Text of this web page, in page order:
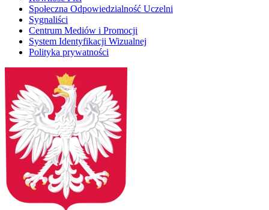
Społeczna Odpowiedzialność Uczelni
Sygnaliści
Centrum Mediów i Promocji
System Identyfikacji Wizualnej
Polityka prywatności